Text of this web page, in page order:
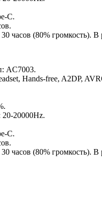
C.
часов (80% громкость).
AC7003.
Hands-free, A2DP,
20-20000Hz.
C.
часов (80% громкость).